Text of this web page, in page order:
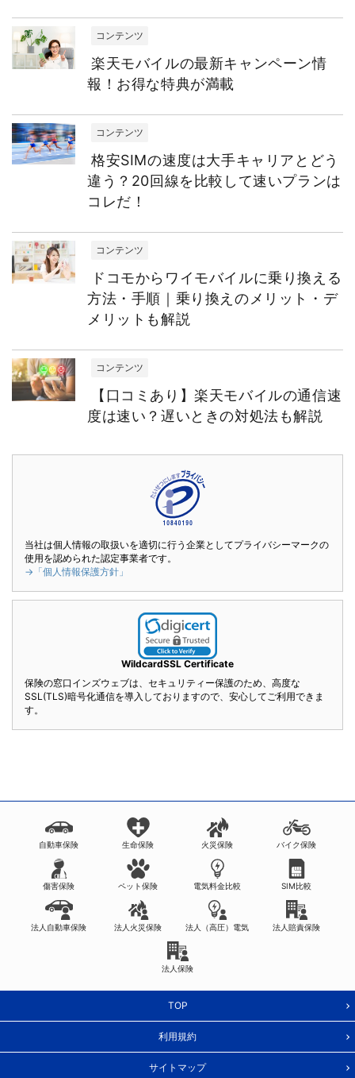
コンテンツ
楽天モバイルの最新キャンペーン情
報！お得な特典が満載
コンテンツ
格安SIMの速度は大手キャリアとどう
違う？20回線を比較して速いプランは
コレだ！
コンテンツ
ドコモからワイモバイルに乗り換える
方法・手順｜乗り換えのメリット・デ
メリットも解説
コンテンツ
【口コミあり】楽天モバイルの通信速
度は速い？遅いときの対処法も解説
当社は個人情報の取扱いを適切に行う企業としてプライバシーマークの
使用を認められた認定事業者です。
→「個人情報保護方針」
WildcardSSL Certificate
保険の窓口インズウェブは、セキュリティー保護のため、高度な
SSL(TLS)暗号化通信を導入しておりますので、安心してご利用できま
す。
自動車保険 生命保険 火災保険 バイク保険
傷害保険 ペット保険 電気料金比較 SIM比較
法人自動車保険 法人火災保険 法人（高圧）電気 法人賠責保険
法人保険
TOP
利用規約
サイトマップ